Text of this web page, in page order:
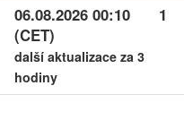
06.08.2026 00:10
(CET)
další aktualizace za 3
hodiny
1